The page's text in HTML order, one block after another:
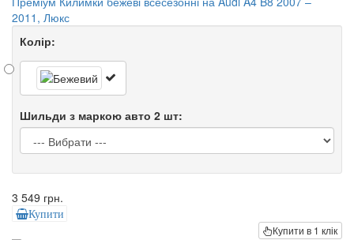
2011, Люкс
Колір:
Шильди з маркою авто 2 шт:
3 549 грн.
Купити
Купити в 1 клік